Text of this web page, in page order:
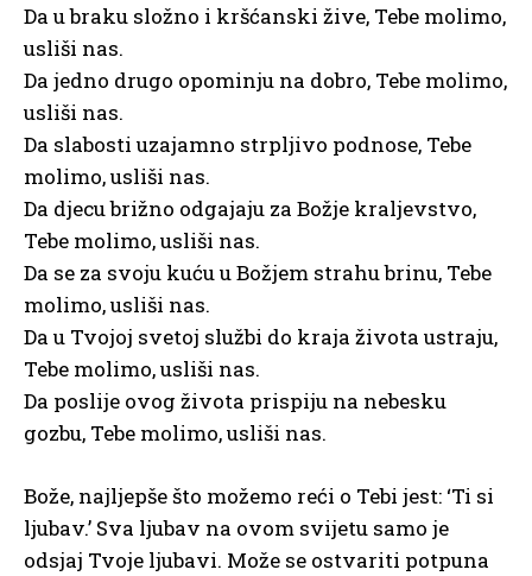
Da u braku složno i kršćanski žive, Tebe molimo,
usliši nas.
Da jedno drugo opominju na dobro, Tebe molimo,
usliši nas.
Da slabosti uzajamno strpljivo podnose, Tebe
molimo, usliši nas.
Da djecu brižno odgajaju za Božje kraljevstvo,
Tebe molimo, usliši nas.
Da se za svoju kuću u Božjem strahu brinu, Tebe
molimo, usliši nas.
Da u Tvojoj svetoj službi do kraja života ustraju,
Tebe molimo, usliši nas.
Da poslije ovog života prispiju na nebesku
gozbu, Tebe molimo, usliši nas.
Bože, najljepše što možemo reći o Tebi jest: ‘Ti si
ljubav.’ Sva ljubav na ovom svijetu samo je
odsjaj Tvoje ljubavi. Može se ostvariti potpuna